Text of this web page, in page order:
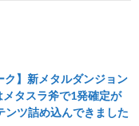
】新メタルダンジョン
タスラ斧で1発確定が
ンツ詰め込んできました